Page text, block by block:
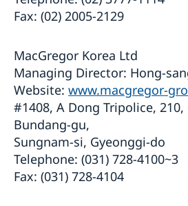
Fax: (02) 2005-2129
MacGregor Korea Ltd
Managing Director: Hong-
Website: www.macgregor-
#1408, A Dong Tripolice,
Bundang-gu,
Sungnam-si, Gyeonggi-do
Telephone: (031) 728-4100~3
Fax: (031) 728-4104